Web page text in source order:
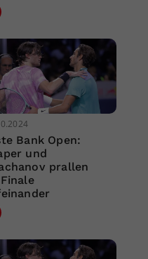
Bank Open:
und
prallen